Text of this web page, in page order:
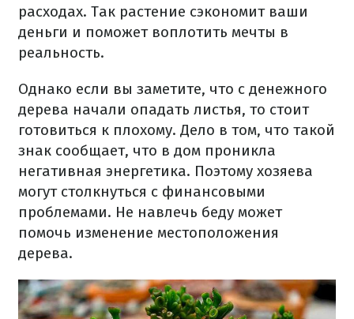
расходах. Так растение сэкономит ваши
деньги и поможет воплотить мечты в
реальность.
Однако если вы заметите, что с денежного
дерева начали опадать листья, то стоит
готовиться к плохому. Дело в том, что такой
знак сообщает, что в дом проникла
негативная энергетика. Поэтому хозяева
могут столкнуться с финансовыми
проблемами. Не навлечь беду может
помочь изменение местоположения
дерева.